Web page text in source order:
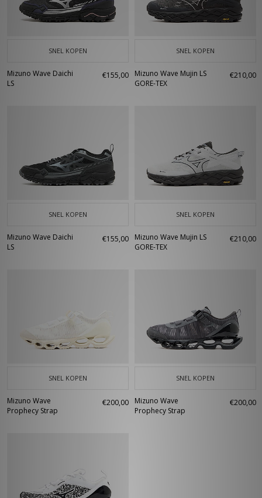
SNEL KOPEN
Mizuno Wave Daichi
LS
€155,00
SNEL KOPEN
Mizuno Wave Mujin LS
GORE-TEX
€210,00
SNEL KOPEN
Mizuno Wave Daichi
LS
€155,00
SNEL KOPEN
Mizuno Wave Mujin LS
GORE-TEX
€210,00
SNEL KOPEN
Mizuno Wave
Prophecy Strap
€200,00
SNEL KOPEN
Mizuno Wave
Prophecy Strap
€200,00